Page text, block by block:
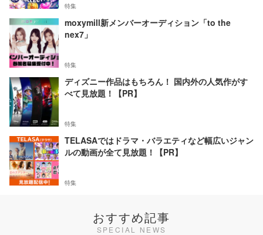
特集
moxymill新メンバーオーディション「to the
nex7」
特集
ディズニー作品はもちろん！ 国内外の人気作がす
べて見放題！【PR】
特集
TELASAではドラマ・バラエティなど幅広いジャン
ルの動画が全て見放題！【PR】
特集
おすすめ記事
SPECIAL NEWS